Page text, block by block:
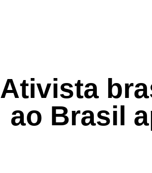
Ativista
ao Brasil